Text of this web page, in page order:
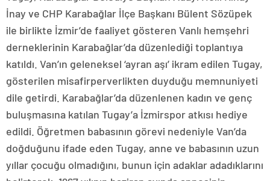
İnay ve CHP Karabağlar İlçe Başkanı Bülent Sözüpek
ile birlikte İzmir’de faaliyet gösteren Vanlı hemşehri
derneklerinin Karabağlar’da düzenlediği toplantıya
katıldı. Van’ın geleneksel ‘ayran aşı’ ikram edilen Tugay,
gösterilen misafirperverlikten duyduğu memnuniyeti
dile getirdi. Karabağlar’da düzenlenen kadın ve genç
buluşmasına katılan Tugay’a İzmirspor atkısı hediye
edildi. Öğretmen babasının görevi nedeniyle Van’da
doğduğunu ifade eden Tugay, anne ve babasının uzun
yıllar çocuğu olmadığını, bunun için adaklar adadıklarını